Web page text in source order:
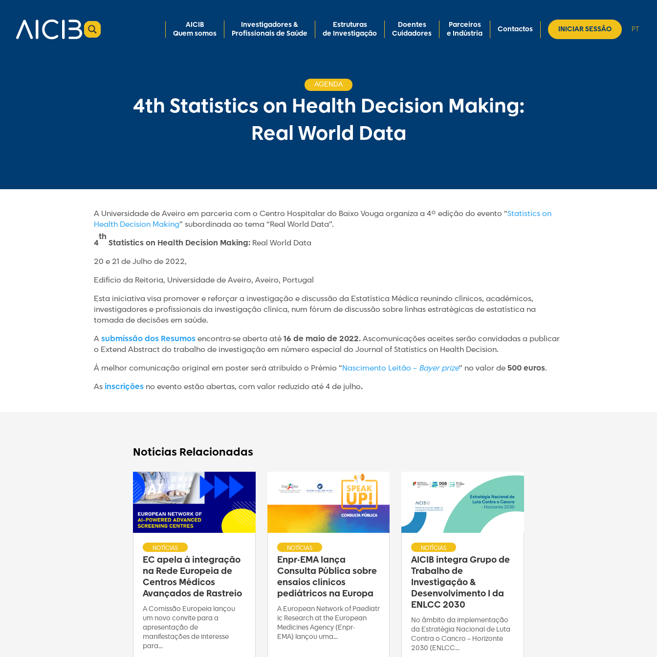
AICIB
Quem somos
Investigadores &
Profissionais de Saúde
Estruturas
de Investigação
Doentes
Cuidadores
Parceiros
e Indústria
Contactos INICIAR SESSÃO PT
AGENDA
4th Statistics on Health Decision Making:
Real World Data
A Universidade de Aveiro em parceria com o Centro Hospitalar do Baixo Vouga organiza a 4º edição do evento “Statistics on
Health Decision Making” subordinada ao tema “Real World Data”.
4
th
Statistics on Health Decision Making: Real World Data
20 e 21 de Julho de 2022,
Edifício da Reitoria, Universidade de Aveiro, Aveiro, Portugal
Esta iniciativa visa promover e reforçar a investigação e discussão da Estatística Médica reunindo clínicos, académicos,
investigadores e profissionais da investigação clínica, num fórum de discussão sobre linhas estratégicas de estatística na
tomada de decisões em saúde.
Asubmissão dos Resumosencontra-se aberta até16 de maio de 2022.Ascomunicações aceites serão convidadas a publicar
o Extend Abstract do trabalho de investigação em número especial do Journal of Statistics on Health Decision.
À melhor comunicação original em poster será atribuído o Prémio “Nascimento Leitão – Bayer prize” no valor de500 euros.
As inscrições no evento estão abertas, com valor reduzido até 4 de julho.
Notícias Relacionadas
EC apela à integração
na Rede Europeia de
Centros Médicos
Avançados de Rastreio
NOTÍCIAS
A Comissão Europeia lançou
um novo convite para a
apresentação de
manifestações de interesse
para...
Enpr-EMA lança
Consulta Pública sobre
ensaios clínicos
pediátricos na Europa
NOTÍCIAS
A European Network of Paediatr
ic Research at the European
Medicines Agency (Enpr-
EMA) lançou uma...
AICIB integra Grupo de
Trabalho de
Investigação &
Desenvolvimento I da
ENLCC 2030
NOTÍCIAS
No âmbito da implementação
da Estratégia Nacional de Luta
Contra o Cancro – Horizonte
2030 (ENLCC...